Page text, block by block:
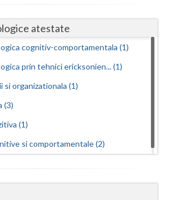
atestate
cognitiv-comportamentala (1)
prin tehnici ericksonien... (1)
si organizationala (1)
(3)
(1)
si comportamentale (2)